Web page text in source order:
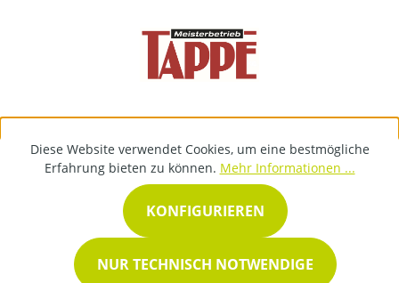
Diese Website verwendet Cookies, um eine bestmögliche
Erfahrung bieten zu können. Mehr Informationen ...
NUR TECHNISCH NOTWENDIGE
KONFIGURIEREN